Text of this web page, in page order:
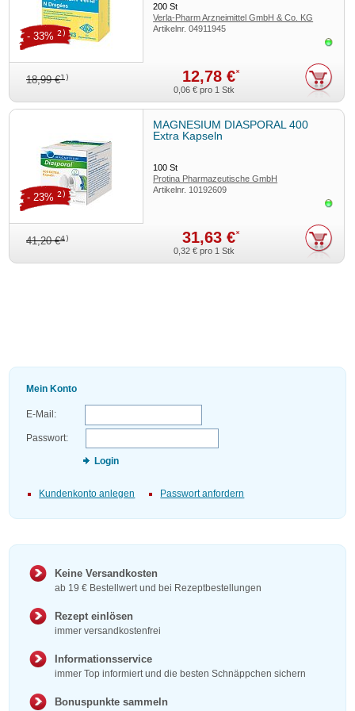
200St
Verla-Pharm Arzneimittel GmbH & Co. KG
Artikelnr.04911945
18,99 €1) 12,78 €*
- 33% 2)
0,06 € pro 1 Stk
MAGNESIUM DIASPORAL 400
Extra Kapseln
100St
Protina Pharmazeutische GmbH
Artikelnr. 10192609
41,20 €4) 31,63 €*
- 23% 2)
0,32 € pro 1 Stk
Mein Konto
E-Mail:
Passwort:
Login
Kundenkonto anlegen Passwort anfordern
Keine Versandkosten
ab 19 € Bestellwert und bei Rezeptbestellungen
Rezept einlösen
immer versandkostenfrei
Informationsservice
immer Top informiert und die besten Schnäppchen sichern
Bonuspunkte sammeln